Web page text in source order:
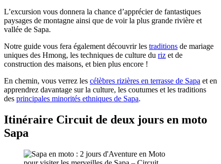
L’excursion vous donnera la chance d’apprécier de fantastiques
paysages de montagne ainsi que de voir la plus grande rivière et
vallée de Sapa.
Notre guide vous fera également découvrir les traditions de mariage
uniques des Hmong, les techniques de culture du riz et de
construction des maisons, et bien plus encore !
En chemin, vous verrez les célèbres rizières en terrasse de Sapa et en
apprendrez davantage sur la culture, les coutumes et les traditions
des principales minorités ethniques de Sapa.
Itinéraire Circuit de deux jours en moto
Sapa